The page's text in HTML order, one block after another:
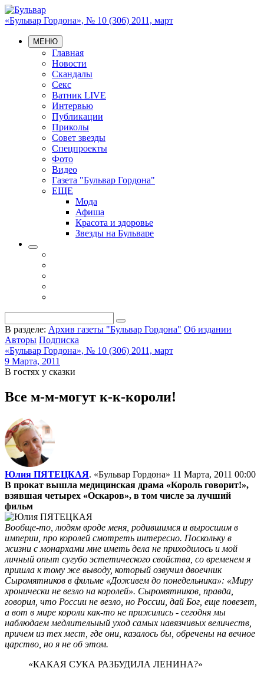
«Бульвар Гордона», № 10 (306) 2011, март
МЕНЮ
Главная
Новости
Скандалы
Секс
Ватник LIVE
Интервью
Публикации
Приколы
Совет звезды
Спецпроекты
Фото
Видео
Газета "Бульвар Гордона"
ЕЩЕ
Мода
Афиша
Красота и здоровье
Звезды на Бульваре
В разделе: Архив газеты "Бульвар Гордона" Об издании
Авторы Подписка
«Бульвар Гордона», № 10 (306) 2011, март
9 Марта, 2011
В гостях у сказки
Все м-м-могут к-к-короли!
Юлия ПЯТЕЦКАЯ. «Бульвар Гордона» 11 Марта, 2011 00:00
В прокат вышла медицинская драма «Король говорит!»,
взявшая четырех «Оскаров», в том числе за лучший
фильм
Вообще-то, людям вроде меня, родившимся и выросшим в
империи, про королей смотреть интересно. Поскольку в
жизни с монархами мне иметь дела не приходилось и мой
личный опыт сугубо эстетического свойства, со временем я
пришла к тому же выводу, который озвучил двоечник
Сыромятников в фильме «Доживем до понедельника»: «Миру
хронически не везло на королей». Сыромятников, правда,
говорил, что России не везло, но России, дай Бог, еще повезет,
а вот в мире короли как-то не прижились - сегодня мы
наблюдаем медлительный уход самых навязчивых величеств,
причем из тех мест, где они, казалось бы, обречены на вечное
царство, но я не об этом.
«КАКАЯ СУКА РАЗБУДИЛА ЛЕНИНА?»